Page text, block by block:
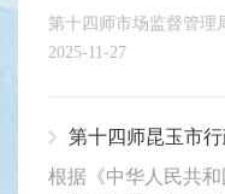
第十四师市场监督管理
2025-11-27
根据《中华人民共